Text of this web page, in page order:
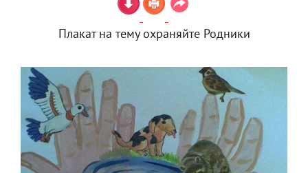
Плакат на тему охраняйте Родники